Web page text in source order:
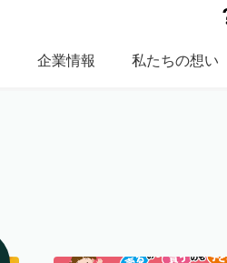
企業情報 私たちの想い